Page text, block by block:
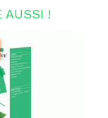
AUSSI !